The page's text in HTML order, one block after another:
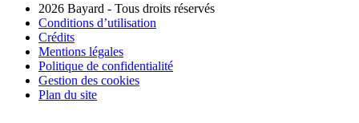
2026 Bayard - Tous droits réservés
Conditions d’utilisation
Crédits
Mentions légales
Politique de confidentialité
Gestion des cookies
Plan du site